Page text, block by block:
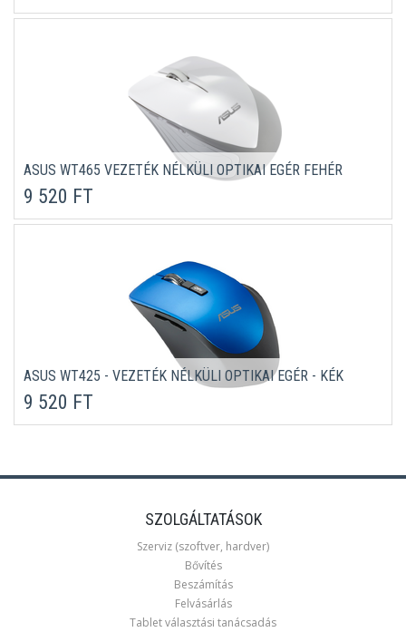
ASUS WT465 VEZETÉK NÉLKÜLI OPTIKAI EGÉR FEHÉR
9 520 FT
ASUS WT425 - VEZETÉK NÉLKÜLI OPTIKAI EGÉR - KÉK
9 520 FT
SZOLGÁLTATÁSOK
Szerviz (szoftver, hardver)
Bővítés
Beszámítás
Felvásárlás
Tablet választási tanácsadás